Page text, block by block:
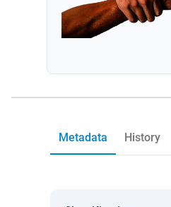
Metadata History